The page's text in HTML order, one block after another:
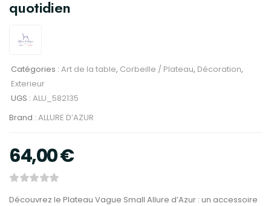
quotidien
Catégories : Art de la table, Corbeille / Plateau, Décoration,
Exterieur
UGS : ALU_582135
Brand : ALLURE D’AZUR
64,00€
Découvrez le Plateau Vague Small Allure d’Azur : un accessoire